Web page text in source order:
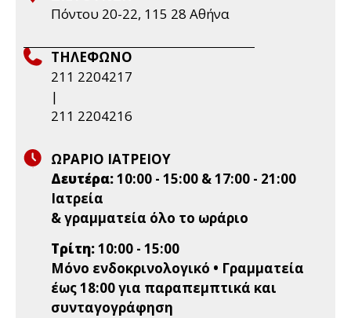
Πόντου 20-22, 115 28 Aθήνα
ΤΗΛΕΦΩΝΟ
211 2204217
|
211 2204216
ΩΡΑΡΙΟ ΙΑΤΡΕΙΟΥ
Δευτέρα:10:00 - 15:00 & 17:00 - 21:00
Ιατρεία
& γραμματεία όλο το ωράριο
Τρίτη:10:00 - 15:00
Μόνο ενδοκρινολογικό • Γραμματεία
έως 18:00 για παραπεμπτικά και
συνταγογράφηση